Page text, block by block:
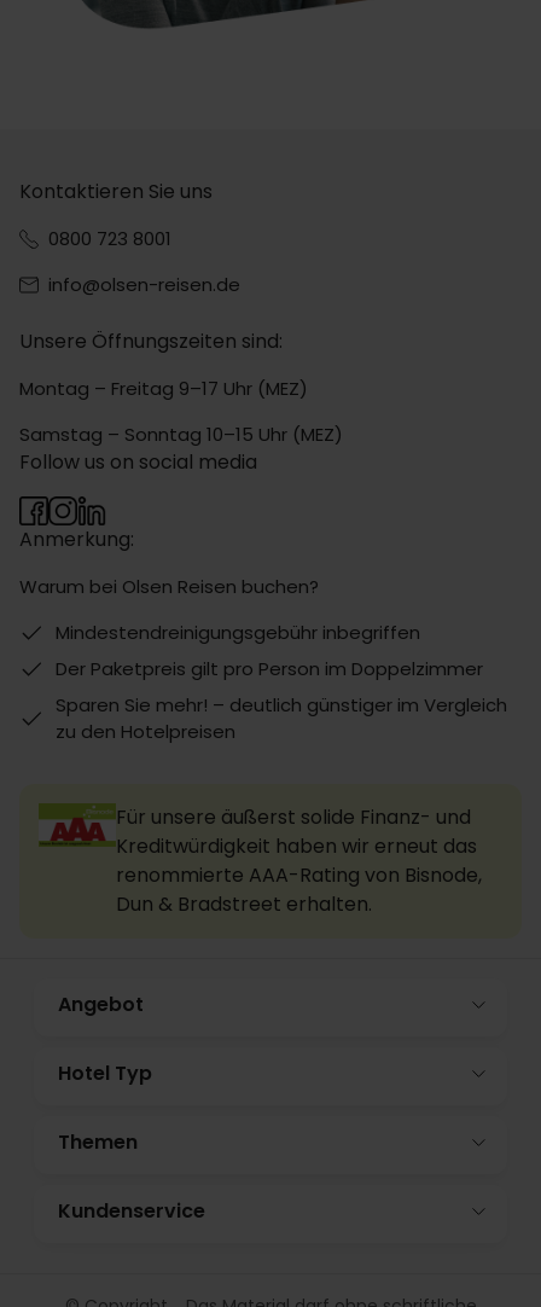
Kontaktieren Sie uns
0800 723 8001
info@olsen-reisen.de
Unsere Öffnungszeiten sind:
Montag – Freitag 9–17 Uhr (MEZ)
Samstag – Sonntag 10–15 Uhr (MEZ)
Anmerkung:
Warum bei Olsen Reisen buchen?
Mindestendreinigungsgebühr inbegriffen
Der Paketpreis gilt pro Person im Doppelzimmer
Sparen Sie mehr! – deutlich günstiger im Vergleich
zu den Hotelpreisen
Follow us on social media
Für unsere äußerst solide Finanz- und
Kreditwürdigkeit haben wir erneut das
renommierte AAA-Rating von Bisnode,
Dun & Bradstreet erhalten.
Angebot
Hotel Typ
Themen
Kundenservice